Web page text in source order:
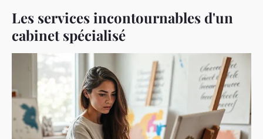
Les services incontournables d'un
cabinet spécialisé